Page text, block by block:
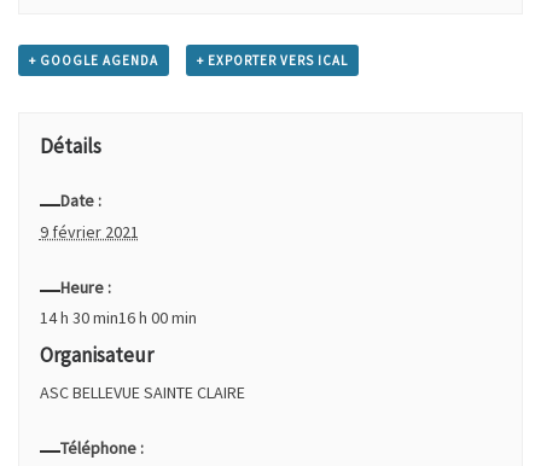
+ GOOGLE AGENDA + EXPORTER VERS ICAL
Détails
Date :
9 février 2021
Heure :
14 h 30 min16 h 00 min
Organisateur
ASC BELLEVUE SAINTE CLAIRE
Téléphone :